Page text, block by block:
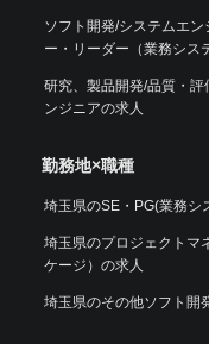
ソフト開発/システムエン
ー・リーダー（業務シス
研究、製品開発/品質・評
ンジニアの求人
勤務地×職種
埼玉県のSE・PG(業務シ
埼玉県のプロジェクトマ
ケージ）の求人
埼玉県のその他ソフト開